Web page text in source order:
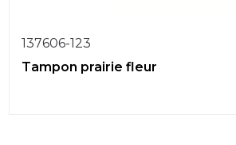
137606-123
Tampon prairie fleur